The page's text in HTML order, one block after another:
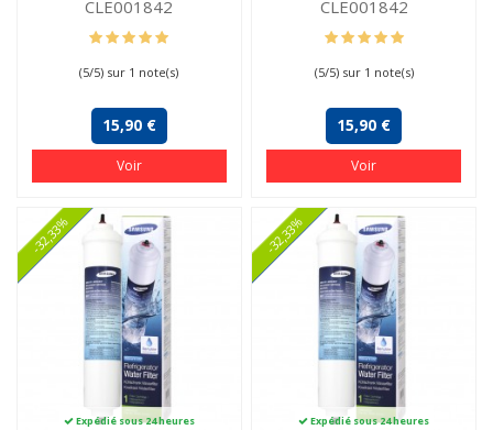
CLE001842
(5/5) sur 1 note(s)
15,90 €
Voir
CLE001842
(5/5) sur 1 note(s)
15,90 €
Voir
-32,33%
Expédié sous 24 heures
-32,33%
Expédié sous 24 heures